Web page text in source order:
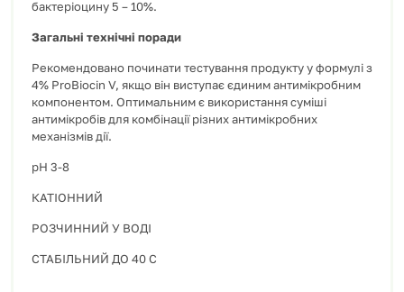
бактеріоцину 5 – 10%.
Загальні технічні поради
Рекомендовано починати тестування продукту у формулі з
4% ProBiocin V, якщо він виступає єдиним антимікробним
компонентом. Оптимальним є використання суміші
антимікробів для комбінації різних антимікробних
механізмів дії.
рН 3-8
КАТІОННИЙ
РОЗЧИННИЙ У ВОДІ
СТАБІЛЬНИЙ ДО 40 С